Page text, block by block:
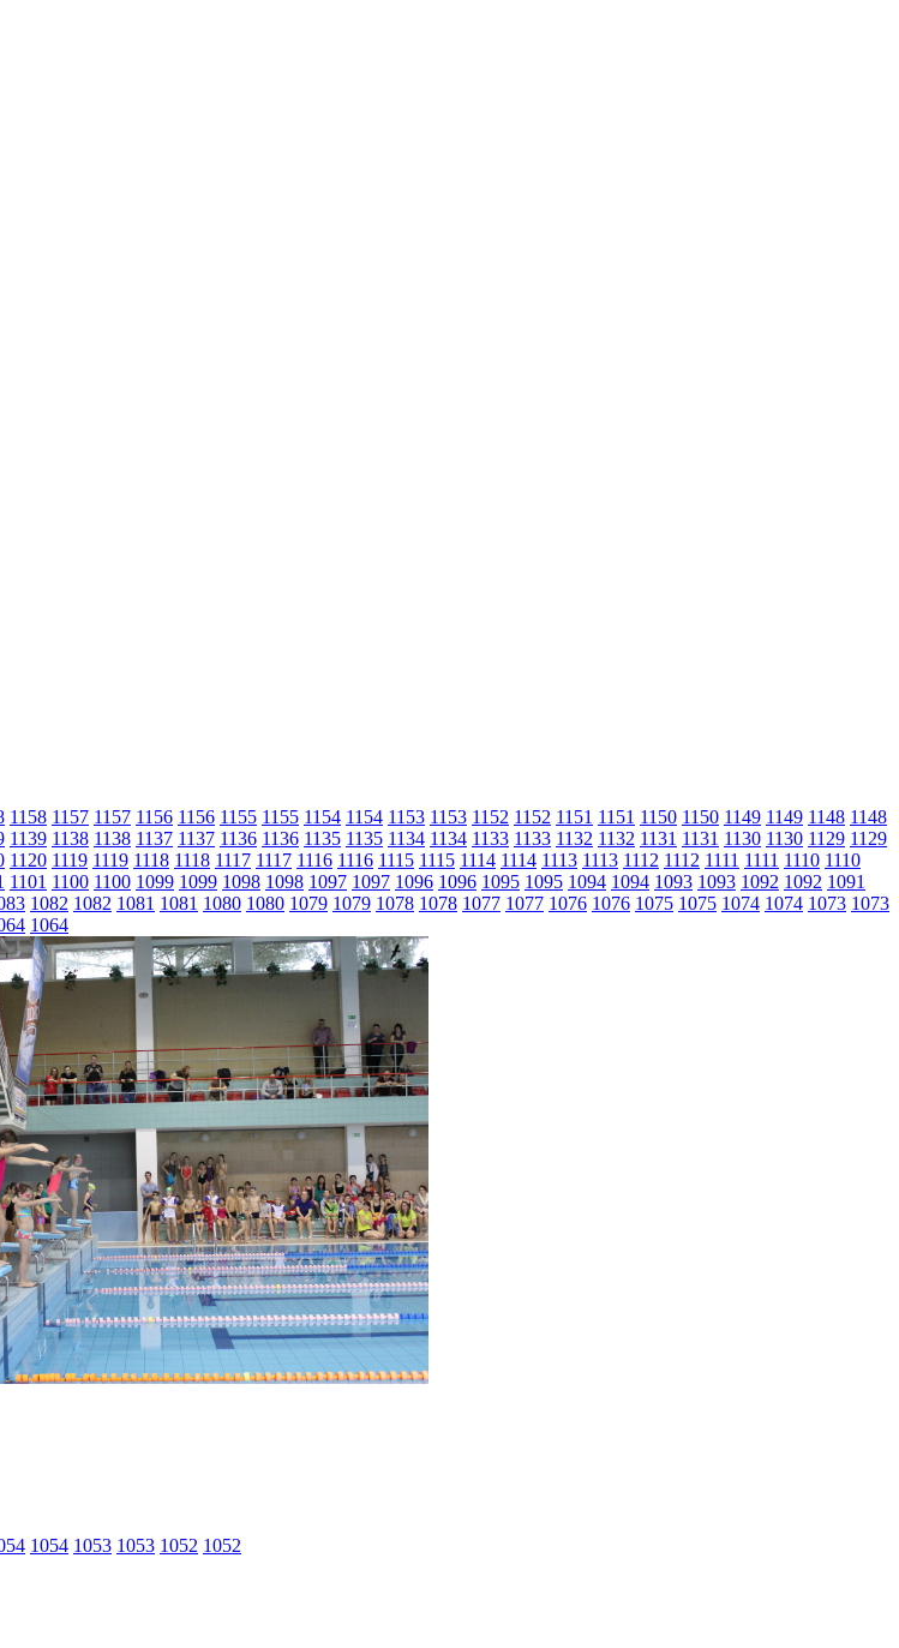
1158 1157 1157 1156 1156 1155 1155 1154 1154 1153 1153 1152 1152 1151 1151 1150 1150 1149 1149 1148 1148
1139 1138 1138 1137 1137 1136 1136 1135 1135 1134 1134 1133 1133 1132 1132 1131 1131 1130 1130 1129 1129
1120 1119 1119 1118 1118 1117 1117 1116 1116 1115 1115 1114 1114 1113 1113 1112 1112 1111 1111 1110 1110
1101 1100 1100 1099 1099 1098 1098 1097 1097 1096 1096 1095 1095 1094 1094 1093 1093 1092 1092 1091
1082 1082 1081 1081 1080 1080 1079 1079 1078 1078 1077 1077 1076 1076 1075 1075 1074 1074 1073 1073
1064
1054 1053 1053 1052 1052